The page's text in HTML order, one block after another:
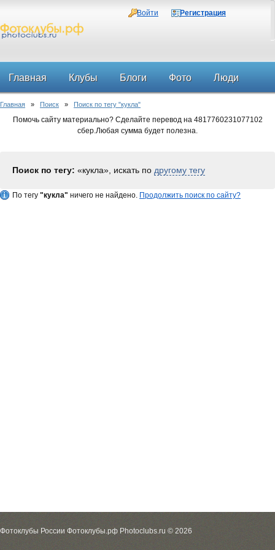
Войти Регистрация
Главная Клубы Блоги Фото Люди
Форум
Главная » Поиск » Поиск по тегу "кукла"
Помочь сайту материально? Сделайте перевод на 4817760231077102
сбер.Любая сумма будет полезна.
Поиск по тегу: «кукла», искать по другому тегу
По тегу "кукла" ничего не найдено. Продолжить поиск по сайту?
Фотоклубы России Фотоклубы.рф Photoclubs.ru © 2026